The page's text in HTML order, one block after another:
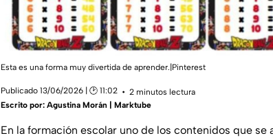
Esta es una forma muy divertida de aprender.|Pinterest
Publicado 13/06/2026 | 🕑 11:02
2 minutos lectura
Escrito por: Agustina Morán | Marktube
En la formación escolar uno de los contenidos que se